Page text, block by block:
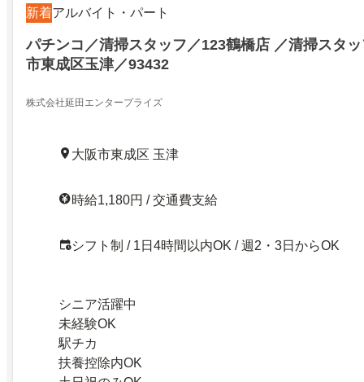
新着アルバイト・パート
パチンコ／清掃スタッフ／123鶴橋店 ／清掃スタ
市東成区玉津／93432
株式会社延田エンタープライズ
大阪市東成区 玉津
時給1,180円 / 交通費支給
シフト制 / 1日4時間以内OK / 週2・3日からOK
シニア活躍中
未経験OK
駅チカ
扶養控除内OK